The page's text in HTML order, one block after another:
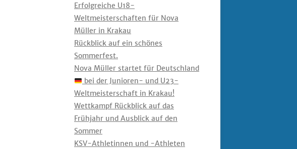
Erfolgreiche U18-
Weltmeisterschaften für Nova
Müller in Krakau
Rückblick auf ein schönes
Sommerfest.
Nova Müller startet für Deutschland
bei der Junioren- und U23-
Weltmeisterschaft in Krakau!
Wettkampf Rückblick auf das
Frühjahr und Ausblick auf den
Sommer
KSV-Athletinnen und -Athleten